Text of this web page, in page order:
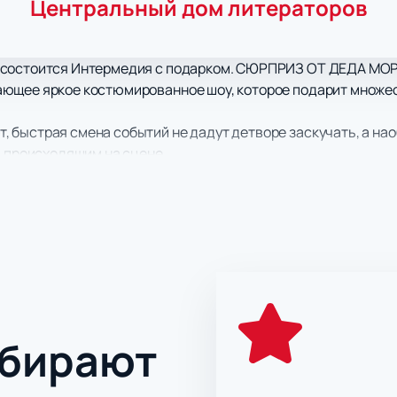
Центральный дом литераторов
Интермедия с подарком. СЮРПРИЗ ОТ ДЕДА
яркое костюмированное шоу, которое подарит
смена событий не дадут детворе заскучать, а
происходящим на сцене.
интересные танцы, игра света и теней украшают